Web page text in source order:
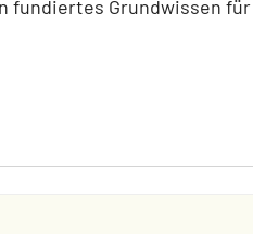
fundiertes Grundwissen für